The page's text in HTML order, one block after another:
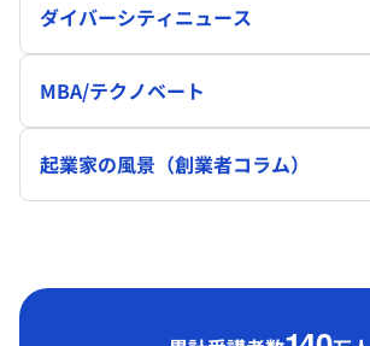
ダイバーシティニュース
MBA/テクノベート
起業家の風景（創業者コラム）